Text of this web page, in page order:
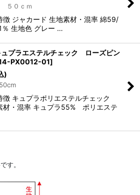
５０ｃｍ
徴 ジャカード 生地素材・混率 綿59/
％ 生地色 グレー …
プラエステルチェック ローズピン
PX0012-01]
)
徴 キュプラポリエステルチェック
材・混率 キュプラ55% ポリエステ
す。